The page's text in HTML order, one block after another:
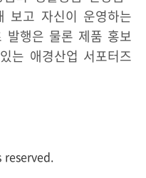
보고 자신이 운영하는
발행은 물론 제품 홍보
는 애경산업 서포터즈
reserved.